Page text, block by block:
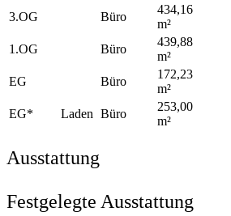
3.OG Büro
434,16
m²
1.OG Büro
439,88
m²
EG Büro
172,23
m²
EG* Laden Büro
253,00
m²
Ausstattung
Festgelegte Ausstattung